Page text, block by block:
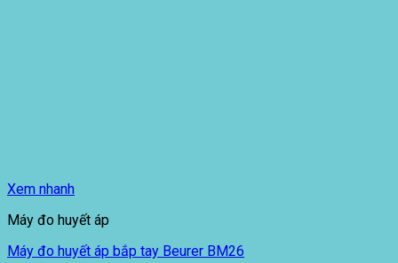
Xem nhanh
Máy đo huyết áp
Máy đo huyết áp bắp tay Beurer BM26